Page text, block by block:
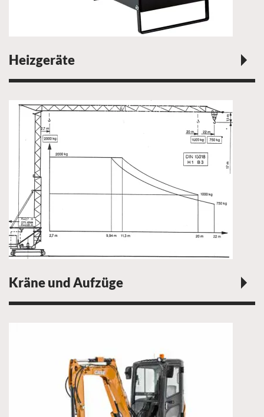
Heizgeräte
Kräne und Aufzüge